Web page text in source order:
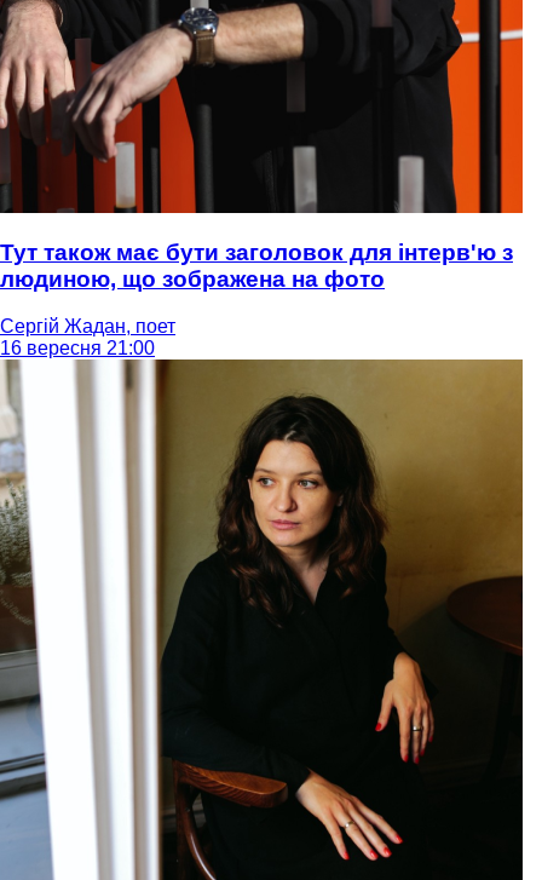
Тут також має бути заголовок для інтерв'ю з
людиною, що зображена на фото
Сергій Жадан, поет
16 вересня 21:00